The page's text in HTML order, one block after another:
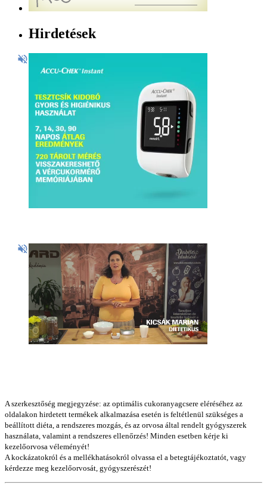
Hirdetések
A szerkesztőség megjegyzése: az optimális cukoranyagcsere eléréséhez az
oldalakon hirdetett termékek alkalmazása esetén is feltétlenül szükséges a
beállított diéta, a rendszeres mozgás, és az orvosa által rendelt gyógyszerek
használata, valamint a rendszeres ellenőrzés! Minden esetben kérje ki
kezelőorvosa véleményét!
A kockázatokról és a mellékhatásokról olvassa el a betegtájékoztatót, vagy
kérdezze meg kezelőorvosát, gyógyszerészét!